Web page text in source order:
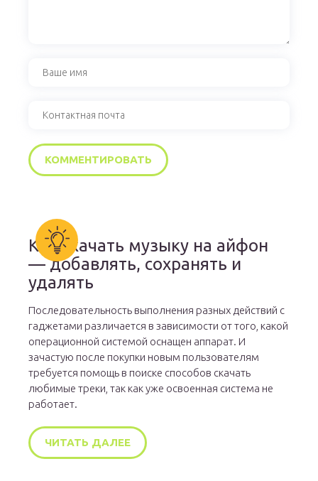
Как скачать музыку на айфон
— добавлять, сохранять и
удалять
Последовательность выполнения разных действий с
гаджетами различается в зависимости от того, какой
операционной системой оснащен аппарат. И
зачастую после покупки новым пользователям
требуется помощь в поиске способов скачать
любимые треки, так как уже освоенная система не
работает.
ЧИТАТЬ ДАЛЕЕ